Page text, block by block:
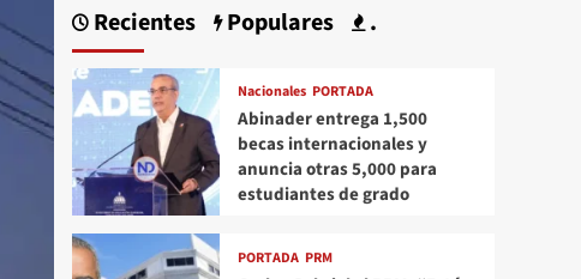
Recientes Populares .
Nacionales PORTADA
Abinader entrega 1,500
becas internacionales y
anuncia otras 5,000 para
estudiantes de grado
PORTADA PRM